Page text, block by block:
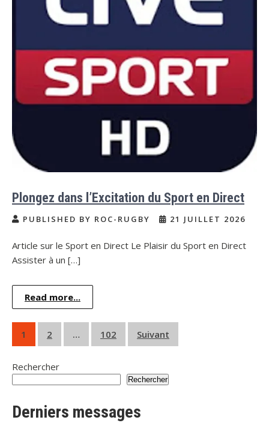
Plongez dans l’Excitation du Sport en Direct
PUBLISHED BY ROC-RUGBY 21 JUILLET 2026
Article sur le Sport en Direct Le Plaisir du Sport en Direct
Assister à un […]
Read more...
Pagination
publications
1 2 … 102 Suivant
Rechercher
Rechercher
Derniers messages